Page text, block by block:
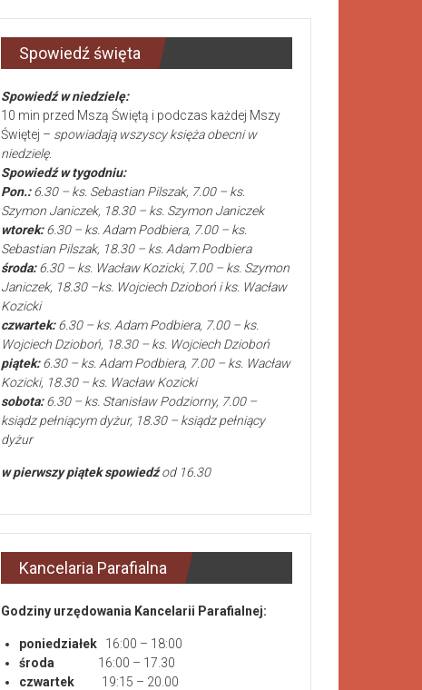
Spowiedź święta
Spowiedź w niedzielę:
10 min przed Mszą Świętą i podczas każdej Mszy
Świętej – spowiadają wszyscy księża obecni w
niedzielę.
Spowiedź w tygodniu:
Pon.:6.30 – ks. Sebastian Pilszak, 7.00 – ks.
Szymon Janiczek, 18.30 – ks. Szymon Janiczek
wtorek:6.30 – ks. Adam Podbiera, 7.00 – ks.
Sebastian Pilszak, 18.30 – ks. Adam Podbiera
środa:6.30 – ks. Wacław Kozicki, 7.00 – ks. Szymon
Janiczek, 18.30 –ks. Wojciech Dzioboń i ks. Wacław
Kozicki
czwartek:6.30 – ks. Adam Podbiera, 7.00 – ks.
Wojciech Dzioboń, 18.30 – ks. Wojciech Dzioboń
piątek:6.30 – ks. Adam Podbiera, 7.00 – ks. Wacław
Kozicki, 18.30 – ks. Wacław Kozicki
sobota:6.30 – ks. Stanisław Podziorny, 7.00 –
ksiądz pełniącym dyżur, 18.30 – ksiądz pełniący
dyżur
w pierwszy piątek spowiedźod 16.30
Kancelaria Parafialna
Godziny urzędowania Kancelarii Parafialnej:
poniedziałek
16:00 – 18:00
środa
16:00 – 17.30
czwartek 19:15 – 20.00